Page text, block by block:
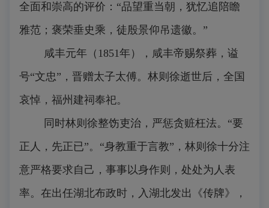
全面和崇高的评价：“品望重当朝，犹忆追陪瞻
雅范；褒荣垂史乘，徒殷景仰吊遗徽。”
咸丰元年（1851年），咸丰帝赐祭葬，谥
号“文忠”，晋赠太子太傅。林则徐逝世后，全国
哀悼，福州建祠奉祀。
同时林则徐整饬吏治，严惩贪赃枉法。“要
正人，先正已”。“身教重于言教”，林则徐十分注
意严格要求自己，事事以身作则，处处为人表
率。在出任湖北布政时，入湖北发出《传牌》，